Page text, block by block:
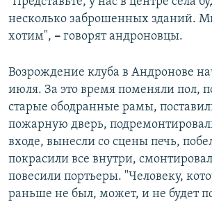
несколько заброшенных зданий.
хотим", – говорят андроновцы.
Возрождение клуба в Андронове
июля. За это время поменяли пол,
старые ободранные рамы,
пожарную дверь,
входе, вынесли со сцены печь,
покрасили все внутри,
повесили портьеры. "Человеку,
раньше не был, может, и не будет